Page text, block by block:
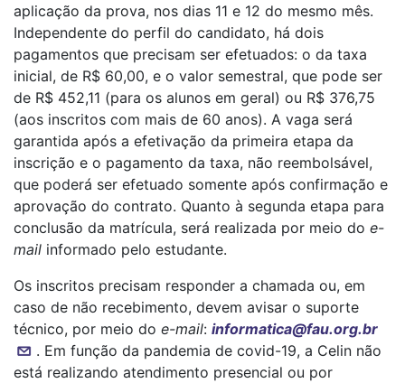
aplicação da prova, nos dias 11 e 12 do mesmo mês.
Independente do perfil do candidato, há dois
pagamentos que precisam ser efetuados: o da taxa
inicial, de R$ 60,00, e o valor semestral, que pode ser
de R$ 452,11 (para os alunos em geral) ou R$ 376,75
(aos inscritos com mais de 60 anos). A vaga será
garantida após a efetivação da primeira etapa da
inscrição e o pagamento da taxa, não reembolsável,
que poderá ser efetuado somente após confirmação e
aprovação do contrato. Quanto à segunda etapa para
conclusão da matrícula, será realizada por meio do e-
mail informado pelo estudante.
Os inscritos precisam responder a chamada ou, em
caso de não recebimento, devem avisar o suporte
técnico, por meio do e-mail: informatica@fau.org.br
. Em função da pandemia de covid-19, a Celin não
está realizando atendimento presencial ou por